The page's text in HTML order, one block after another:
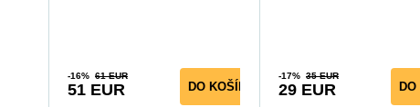
-16% 61 EUR
51 EUR DO KOŠÍKA
dosku je možné zakúpiť
samostatne pre každú
-17% 35 EUR
29 EUR DO